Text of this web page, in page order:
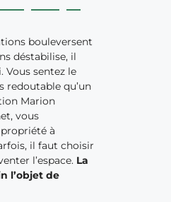
bouleversent
déstabilise, il
Vous sentez le
redoutable qu’un
Marion
vous
à
il faut choisir
l’espace. La
l’objet de